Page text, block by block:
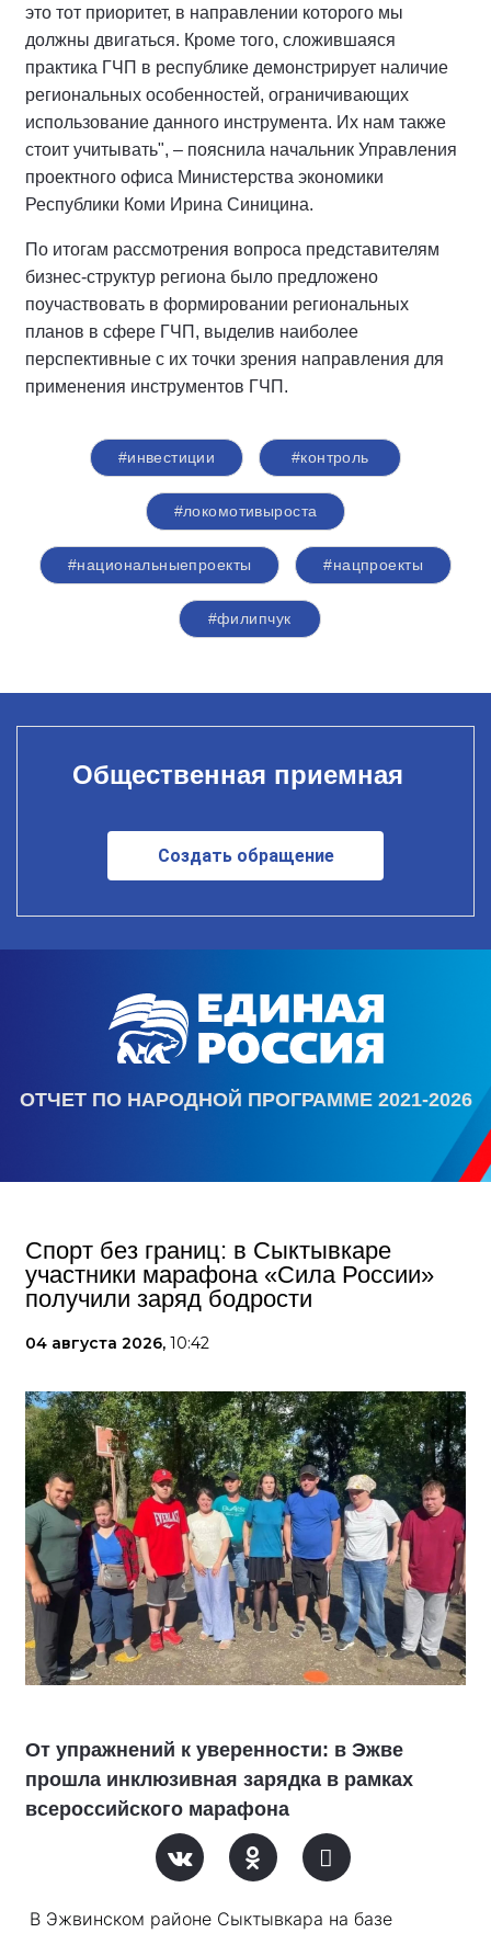
это тот приоритет, в направлении которого мы
должны двигаться. Кроме того, сложившаяся
практика ГЧП в республике демонстрирует наличие
региональных особенностей, ограничивающих
использование данного инструмента. Их нам также
стоит учитывать", – пояснила начальник Управления
проектного офиса Министерства экономики
Республики Коми Ирина Синицина.
По итогам рассмотрения вопроса представителям
бизнес-структур региона было предложено
поучаствовать в формировании региональных
планов в сфере ГЧП, выделив наиболее
перспективные с их точки зрения направления для
применения инструментов ГЧП.
#инвестиции #контроль
#локомотивыроста
#национальныепроекты #нацпроекты
#филипчук
Общественная приемная
Создать обращение
ОТЧЕТ ПО НАРОДНОЙ ПРОГРАММЕ 2021-2026
Спорт без границ: в Сыктывкаре
участники марафона «Сила России»
получили заряд бодрости
04 августа 2026, 10:42
От упражнений к уверенности: в Эжве
прошла инклюзивная зарядка в рамках
всероссийского марафона
В Эжвинском районе Сыктывкара на базе